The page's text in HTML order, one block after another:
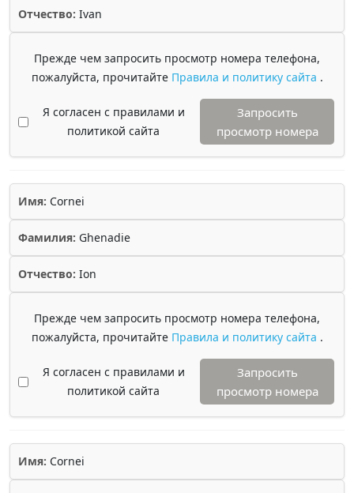
Отчество: Ivan
Прежде чем запросить просмотр номера телефона,
пожалуйста, прочитайте Правила и политику сайта .
Я согласен с правилами и
политикой сайта
Запросить
просмотр номера
Имя: Cornei
Фамилия: Ghenadie
Отчество: Ion
Прежде чем запросить просмотр номера телефона,
пожалуйста, прочитайте Правила и политику сайта .
Я согласен с правилами и
политикой сайта
Запросить
просмотр номера
Имя: Cornei